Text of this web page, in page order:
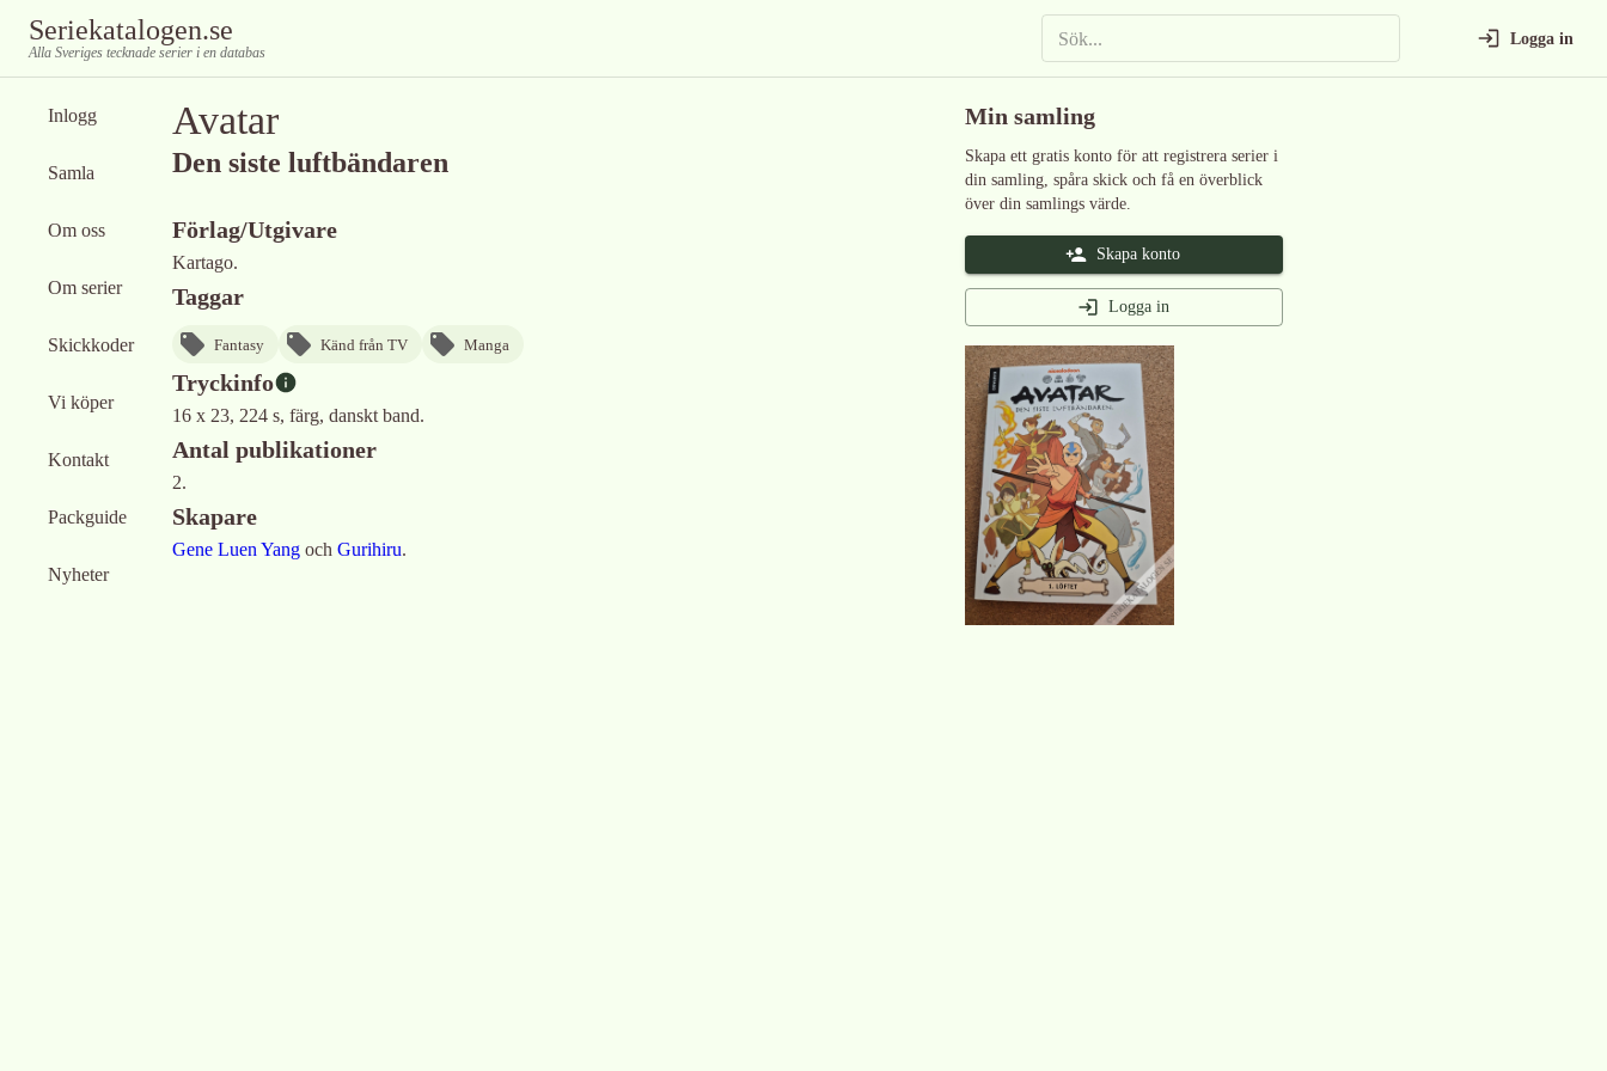
Seriekatalogen.se
Alla Sveriges tecknade serier i en databas
Logga in
Inlogg
Samla
Om oss
Om serier
Skickkoder
Vi köper
Kontakt
Packguide
Nyheter
Avatar
Den siste luftbändaren
Förlag/Utgivare
Kartago.
Taggar
Fantasy Känd från TV Manga
Tryckinfo
16 x 23, 224 s, färg, danskt band.
Antal publikationer
2.
Skapare
Gene Luen Yang och Gurihiru.
Min samling
Skapa ett gratis konto för att registrera serier i
din samling, spåra skick och få en överblick
över din samlings värde.
Skapa konto
Logga in